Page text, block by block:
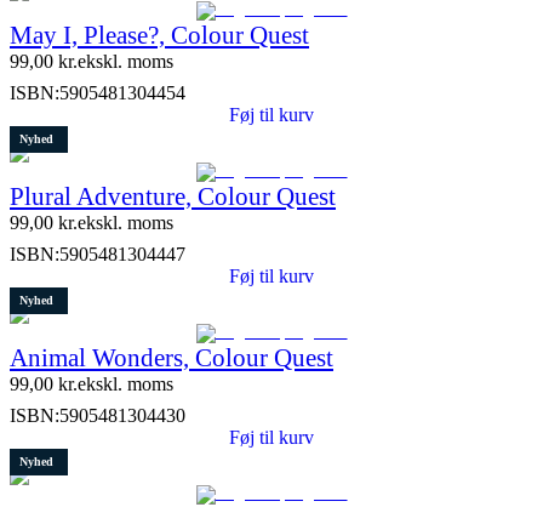
May I, Please?, Colour Quest
99,00 kr.ekskl. moms
ISBN:5905481304454
Føj til kurv
Nyhed
Plural Adventure, Colour Quest
99,00 kr.ekskl. moms
ISBN:5905481304447
Føj til kurv
Nyhed
Animal Wonders, Colour Quest
99,00 kr.ekskl. moms
ISBN:5905481304430
Føj til kurv
Nyhed